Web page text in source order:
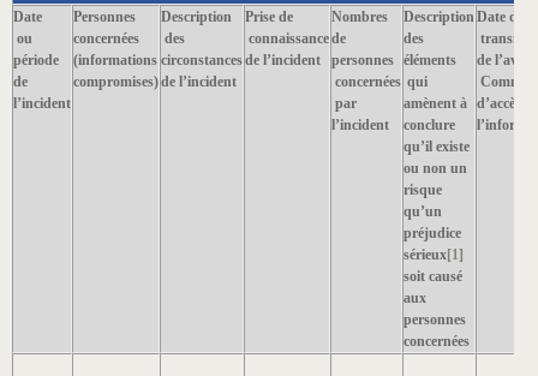
Date
ou
période
de
l’incident
Personnes
concernées
(informations
compromises)
Description
des
circonstances
de l’incident
Prise de
connaissance
de l’incident
Nombres
de
personnes
concernées
par
l’incident
Description
des
éléments
qui
amènent à
conclure
qu’il existe
ou non un
risque
qu’un
préjudice
sérieux[1]
soit causé
aux
personnes
concernées
Date de
de l’avis
d’accès à